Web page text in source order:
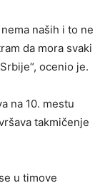
naših i to ne
da mora svaki
ocenio je.
na 10. mestu
takmičenje
u timove